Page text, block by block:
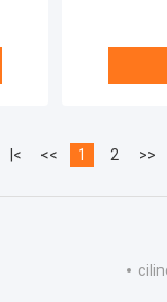
|< << 1 2 >>